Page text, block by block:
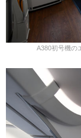
A380初号機の